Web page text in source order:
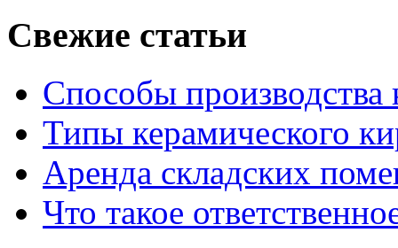
Свежие статьи
Способы производства
Типы керамического
Аренда складских
Что такое